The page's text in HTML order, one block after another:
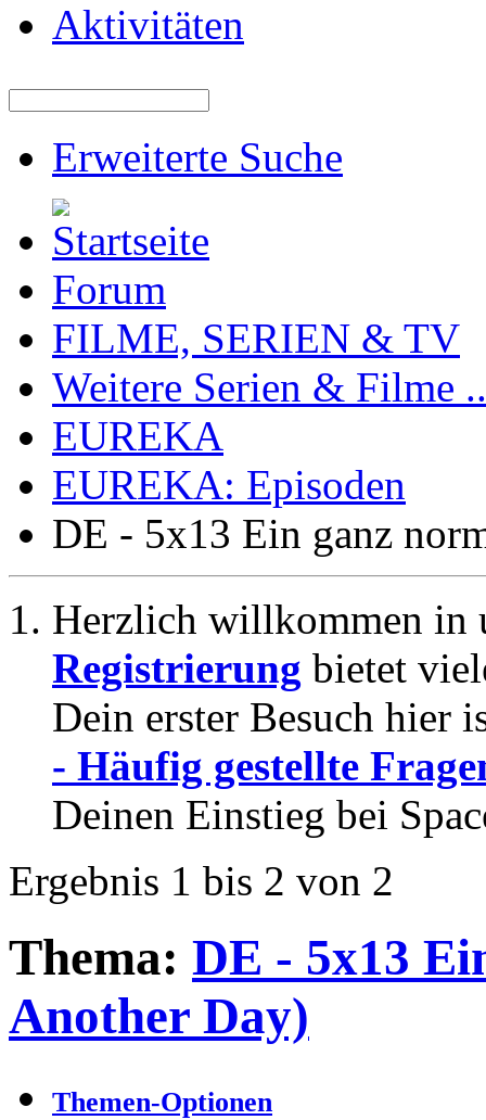
Aktivitäten
Erweiterte Suche
Forum
FILME, SERIEN & TV
Weitere Serien & Filme
EUREKA
EUREKA: Episoden
DE - 5x13 Ein ganz
Herzlich willkommen in
Registrierung bietet
Dein erster Besuch hier
- Häufig gestellte
Deinen Einstieg bei
Ergebnis 1 bis 2 von 2
Thema: DE - 5x13
Another Day)
Themen-Optionen